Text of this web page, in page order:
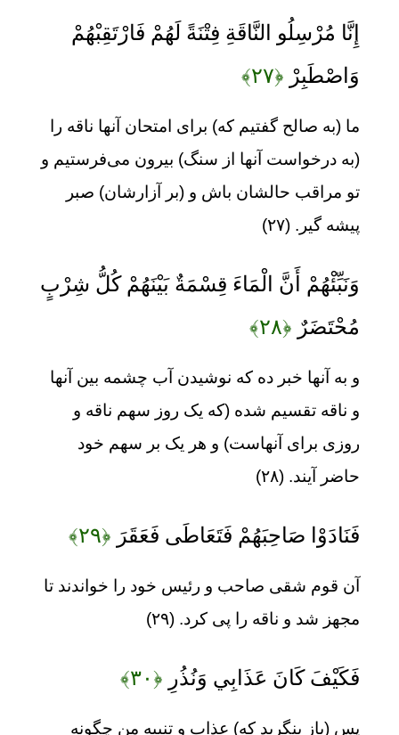
إِنَّا مُرْسِلُو النَّاقَةِ فِتْنَةً لَهُمْ فَارْتَقِبْهُمْ
وَاصْطَبِرْ ﴿۲۷﴾
ما (به صالح گفتیم که) برای امتحان آنها ناقه را
(به درخواست آنها از سنگ) بیرون می‌فرستیم و
تو مراقب حالشان باش و (بر آزارشان) صبر
پیشه گیر. (۲۷)
وَنَبِّئْهُمْ أَنَّ الْمَاءَ قِسْمَةٌ بَيْنَهُمْ كُلُّ شِرْبٍ
مُحْتَضَرٌ ﴿۲۸﴾
و به آنها خبر ده که نوشیدن آب چشمه بین آنها
و ناقه تقسیم شده (که یک روز سهم ناقه و
روزی برای آنهاست) و هر یک بر سهم خود
حاضر آیند. (۲۸)
فَنَادَوْا صَاحِبَهُمْ فَتَعَاطَى فَعَقَرَ ﴿۲۹﴾
آن قوم شقی صاحب و رئیس خود را خواندند تا
مجهز شد و ناقه را پی کرد. (۲۹)
فَكَيْفَ كَانَ عَذَابِي وَنُذُرِ ﴿۳۰﴾
پس (باز بنگرید که) عذاب و تنبیه من چگونه